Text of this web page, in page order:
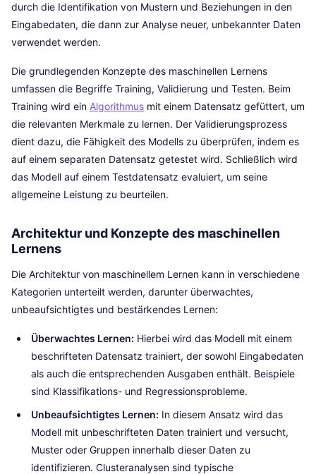
durch die Identifikation von Mustern und Beziehungen in den
Eingabedaten, die dann zur Analyse neuer, unbekannter Daten
verwendet werden.
Die grundlegenden Konzepte des maschinellen Lernens
umfassen die Begriffe Training, Validierung und Testen. Beim
Training wird ein Algorithmus mit einem Datensatz gefüttert, um
die relevanten Merkmale zu lernen. Der Validierungsprozess
dient dazu, die Fähigkeit des Modells zu überprüfen, indem es
auf einem separaten Datensatz getestet wird. Schließlich wird
das Modell auf einem Testdatensatz evaluiert, um seine
allgemeine Leistung zu beurteilen.
Architektur und Konzepte des maschinellen
Lernens
Die Architektur von maschinellem Lernen kann in verschiedene
Kategorien unterteilt werden, darunter überwachtes,
unbeaufsichtigtes und bestärkendes Lernen:
Überwachtes Lernen: Hierbei wird das Modell mit einem
beschrifteten Datensatz trainiert, der sowohl Eingabedaten
als auch die entsprechenden Ausgaben enthält. Beispiele
sind Klassifikations- und Regressionsprobleme.
Unbeaufsichtigtes Lernen: In diesem Ansatz wird das
Modell mit unbeschrifteten Daten trainiert und versucht,
Muster oder Gruppen innerhalb dieser Daten zu
identifizieren. Clusteranalysen sind typische